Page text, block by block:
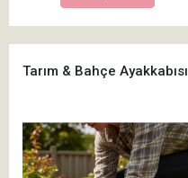
Tarım & Bahçe Ayakkabısı